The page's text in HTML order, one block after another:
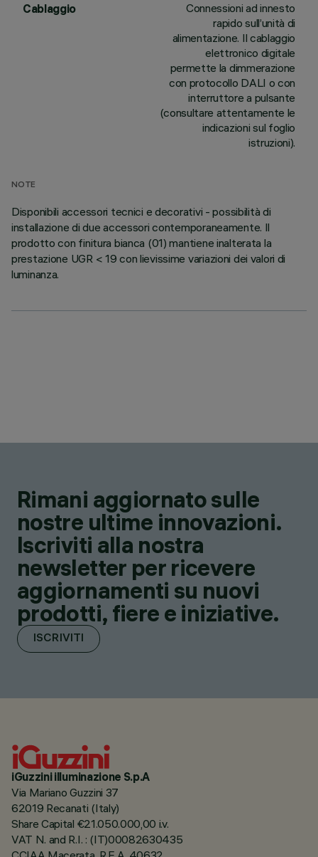
Cablaggio
Connessioni ad innesto
rapido sull’unità di
alimentazione. Il cablaggio
elettronico digitale
permette la dimmerazione
con protocollo DALI o con
interruttore a pulsante
(consultare attentamente le
indicazioni sul foglio
istruzioni).
NOTE
Disponibili accessori tecnici e decorativi - possibilità di
installazione di due accessori contemporaneamente. Il
prodotto con finitura bianca (01) mantiene inalterata la
prestazione UGR < 19 con lievissime variazioni dei valori di
luminanza.
Rimani aggiornato sulle
nostre ultime innovazioni.
Iscriviti alla nostra
newsletter per ricevere
aggiornamenti su nuovi
prodotti, fiere e iniziative.
ISCRIVITI
iGuzzini illuminazione S.p.A
Via Mariano Guzzini 37
62019 Recanati (Italy)
Share Capital €21.050.000,00 i.v.
VAT N. and R.I. : (IT)00082630435